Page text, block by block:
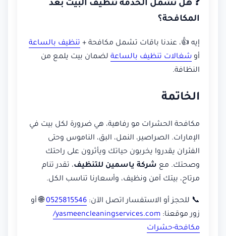
❓ هل تشمل الخدمة تنظيف البيت بعد
المكافحة؟
إيه 👍، عندنا باقات تشمل مكافحة + تنظيف بالساعة
أو شغالات تنظيف بالساعة لضمان بيت يلمع من
النظافة.
الخاتمة
مكافحة الحشرات مو رفاهية، هي ضرورة لكل بيت في
الإمارات. الصراصير، النمل، البق، الناموس وحتى
الفئران يقدروا يخربون حياتك ويأثرون على راحتك
وصحتك. مع شركة ياسمين للتنظيف، تقدر تنام
مرتاح، بيتك آمن ونظيف، وأسعارنا تناسب الكل.
📞 للحجز أو الاستفسار اتصل الآن: 0525815546🌐 أو
زور موقعنا:
yasmeencleaningservices.com/
مكافحة-حشرات